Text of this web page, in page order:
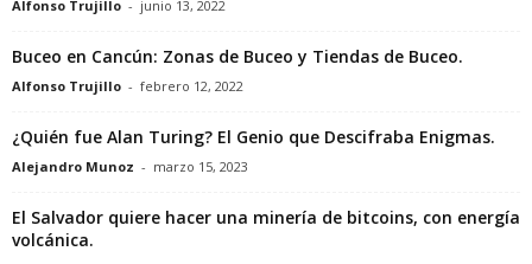
Alfonso Trujillo - junio 13, 2022
Buceo en Cancún: Zonas de Buceo y Tiendas de Buceo.
Alfonso Trujillo - febrero 12, 2022
¿Quién fue Alan Turing? El Genio que Descifraba Enigmas.
Alejandro Munoz - marzo 15, 2023
El Salvador quiere hacer una minería de bitcoins, con energía
volcánica.